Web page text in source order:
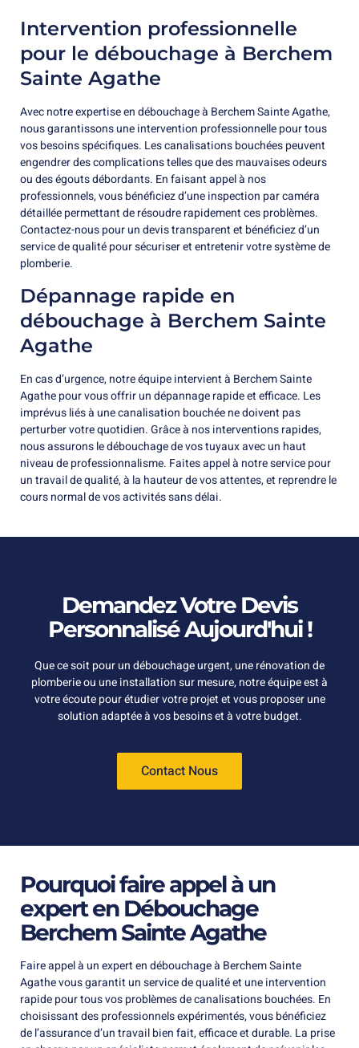
Intervention professionnelle
pour le débouchage à Berchem
Sainte Agathe
Avec notre expertise en débouchage à Berchem Sainte Agathe,
nous garantissons une intervention professionnelle pour tous
vos besoins spécifiques. Les canalisations bouchées peuvent
engendrer des complications telles que des mauvaises odeurs
ou des égouts débordants. En faisant appel à nos
professionnels, vous bénéficiez d’une inspection par caméra
détaillée permettant de résoudre rapidement ces problèmes.
Contactez-nous pour un devis transparent et bénéficiez d’un
service de qualité pour sécuriser et entretenir votre système de
plomberie.
Dépannage rapide en
débouchage à Berchem Sainte
Agathe
En cas d’urgence, notre équipe intervient à Berchem Sainte
Agathe pour vous offrir un dépannage rapide et efficace. Les
imprévus liés à une canalisation bouchée ne doivent pas
perturber votre quotidien. Grâce à nos interventions rapides,
nous assurons le débouchage de vos tuyaux avec un haut
niveau de professionnalisme. Faites appel à notre service pour
un travail de qualité, à la hauteur de vos attentes, et reprendre le
cours normal de vos activités sans délai.
Demandez Votre Devis
Personnalisé Aujourd'hui !
Que ce soit pour un débouchage urgent, une rénovation de
plomberie ou une installation sur mesure, notre équipe est à
votre écoute pour étudier votre projet et vous proposer une
solution adaptée à vos besoins et à votre budget.
Contact Nous
Pourquoi faire appel à un
expert en Débouchage
Berchem Sainte Agathe
Faire appel à un expert en débouchage à Berchem Sainte
Agathe vous garantit un service de qualité et une intervention
rapide pour tous vos problèmes de canalisations bouchées. En
choisissant des professionnels expérimentés, vous bénéficiez
de l’assurance d’un travail bien fait, efficace et durable. La prise